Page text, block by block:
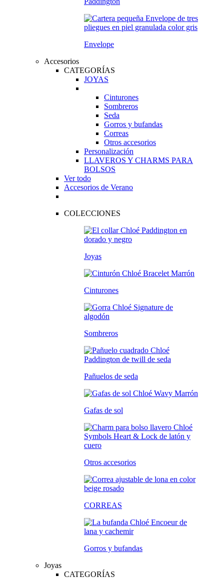
Envelope
Accesorios
CATEGORÍAS
JOYAS
Cinturones
Sombreros
Seda
Gorros y bufandas
Correas
Otros accesorios
Personalización
LLAVEROS Y CHARMS PARA
BOLSOS
Ver todo
Accesorios de Verano
COLECCIONES
Joyas
Cinturones
Sombreros
Pañuelos de seda
Gafas de sol
Otros accesorios
CORREAS
Gorros y bufandas
Joyas
CATEGORÍAS